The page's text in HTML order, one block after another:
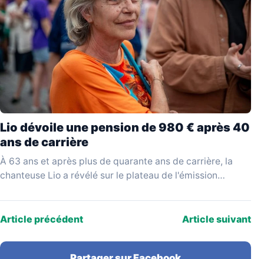
Lio dévoile une pension de 980 € après 40
ans de carrière
À 63 ans et après plus de quarante ans de carrière, la
chanteuse Lio a révélé sur le plateau de l'émission
Article précédent Article suivant